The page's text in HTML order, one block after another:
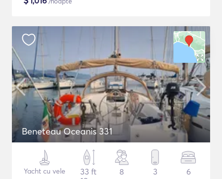
Beneteau Oceanis 331
Yacht cu vele
33 ft
8 3 6